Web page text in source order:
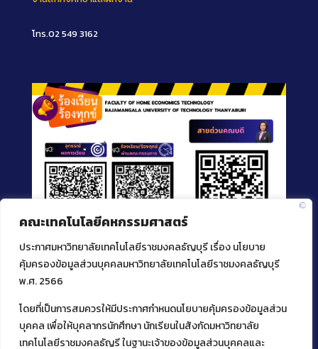
คณะเทคโนโลยีคหกรรมศาสตร์
ประกาศมหาวิทยาลัยเทคโนโลยีราชมงคลธัญบุรี เรื่อง นโยบาย
คุ้มครองข้อมูลส่วนบุคคลมหาวิทยาลัยเทคโนโลยีราชมงคลธัญบุรี
พ.ศ. 2566
โดยที่เป็นการสมควรให้มีประกาศกำหนดนโยบายคุ้มครองข้อมูลส่วน
บุคคล เพื่อให้บุคลากรนักศึกษา นักเรียนในสังกัดมหาวิทยาลัย
เทคโนโลยีราชมงคลธัญรี ในฐานะเจ้าของข้อมูลส่วนบุคคลและ
โทร.02 549 3162
ติดต่อคณะเทคโนโลยีคหกรรมศาสตร์